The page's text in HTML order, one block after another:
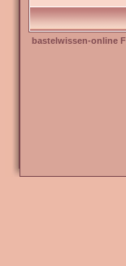
bastelwissen-online